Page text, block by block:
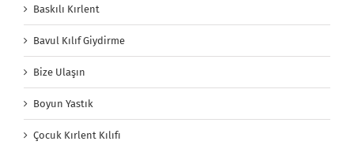
Baskılı Kırlent
Bavul Kılıf Giydirme
Bize Ulaşın
Boyun Yastık
Çocuk Kırlent Kılıfı